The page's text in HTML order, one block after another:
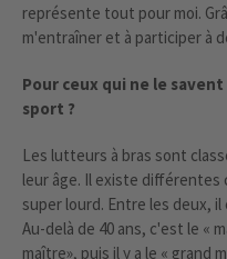
représente tout pour moi.
m'entraîner et à participer à
Pour ceux qui ne le
sport ?
Les lutteurs à bras sont
leur âge. Il existe différentes
super lourd. Entre les deux,
Au-delà de 40 ans, c'est le «
maître», puis il y a le « grand